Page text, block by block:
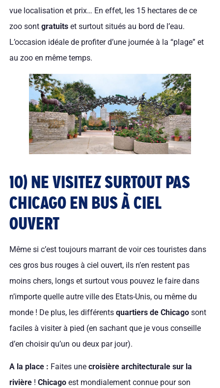
vue localisation et prix… En effet, les 15 hectares de ce
zoo sont gratuitset surtout situés au bord de l’eau.
L’occasion idéale de profiter d’une journée à la “plage” et
au zoo en même temps.
10) NE VISITEZ SURTOUT PAS
CHICAGO EN BUS À CIEL
OUVERT
Même si c’est toujours marrant de voir ces touristes dans
ces gros bus rouges à ciel ouvert, ils n’en restent pas
moins chers, longs et surtout vous pouvez le faire dans
n’importe quelle autre ville des Etats-Unis, ou même du
monde ! De plus, les différents quartiers de Chicagosont
faciles à visiter à pied (en sachant que je vous conseille
d’en choisir qu’un ou deux par jour).
A la place : Faites une croisière architecturale sur la
rivière! Chicagoest mondialement connue pour son